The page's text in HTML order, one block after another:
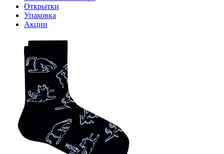
Открытки
Упаковка
Акции